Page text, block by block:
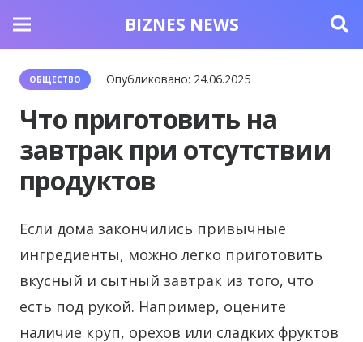
BIZNES NEWS
ОБЩЕСТВО Опубликовано: 24.06.2025
Что приготовить на
завтрак при отсутствии
продуктов
Если дома закончились привычные
ингредиенты, можно легко приготовить
вкусный и сытный завтрак из того, что
есть под рукой. Например, оцените
наличие круп, орехов или сладких фруктов